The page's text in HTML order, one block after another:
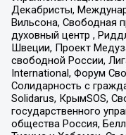
Декабристы,
Вильсона, Свободная
духовный центр ,
Швеции, Проект
свободной России,
International, Форум
Солидарность с
Solidarus, КрымSOS,
государственного
общества Россия,